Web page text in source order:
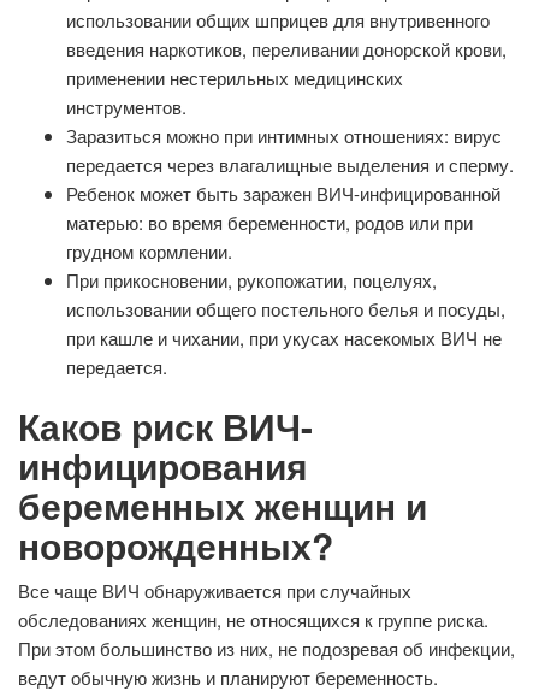
использовании общих шприцев для внутривенного
введения наркотиков, переливании донорской крови,
применении нестерильных медицинских
инструментов.
Заразиться можно при интимных отношениях: вирус
передается через влагалищные выделения и сперму.
Ребенок может быть заражен ВИЧ-инфицированной
матерью: во время беременности, родов или при
грудном кормлении.
При прикосновении, рукопожатии, поцелуях,
использовании общего постельного белья и посуды,
при кашле и чихании, при укусах насекомых ВИЧ не
передается.
Каков риск ВИЧ-
инфицирования
беременных женщин и
новорожденных?
Все чаще ВИЧ обнаруживается при случайных
обследованиях женщин, не относящихся к группе риска.
При этом большинство из них, не подозревая об инфекции,
ведут обычную жизнь и планируют беременность.